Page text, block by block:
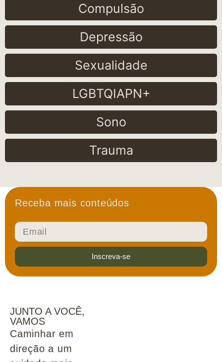
Compulsão
Depressão
Sexualidade
LGBTQIAPN+
Sono
Trauma
Receba mais conteúdos
Inscreva-se
JUNTO A VOCÊ,
VAMOS
Caminhar em
direção a um